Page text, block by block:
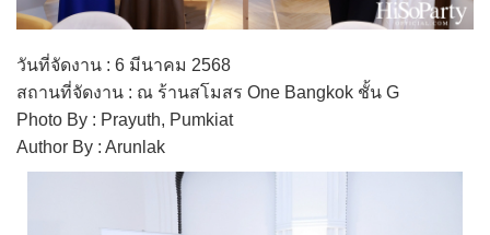
วันที่จัดงาน : 6 มีนาคม 2568
สถานที่จัดงาน : ณ ร้านสโมสร One Bangkok ชั้น G
Photo By : Prayuth, Pumkiat
Author By : Arunlak